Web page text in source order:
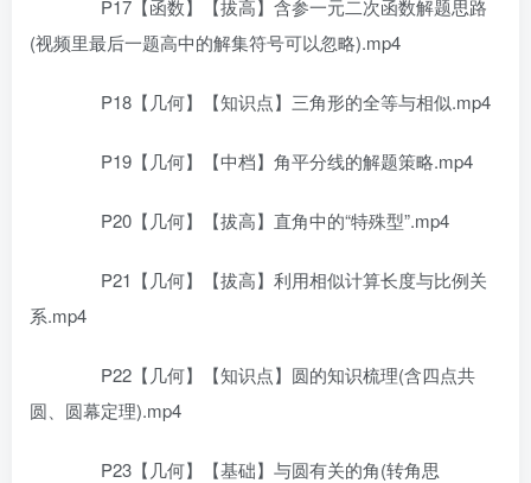
P17【函数】【拔高】含参一元二次函数解题思路
(视频里最后一题高中的解集符号可以忽略).mp4
P18【几何】【知识点】三角形的全等与相似.mp4
P19【几何】【中档】角平分线的解题策略.mp4
P20【几何】【拔高】直角中的“特殊型”.mp4
P21【几何】【拔高】利用相似计算长度与比例关
系.mp4
P22【几何】【知识点】圆的知识梳理(含四点共
圆、圆幕定理).mp4
P23【几何】【基础】与圆有关的角(转角思